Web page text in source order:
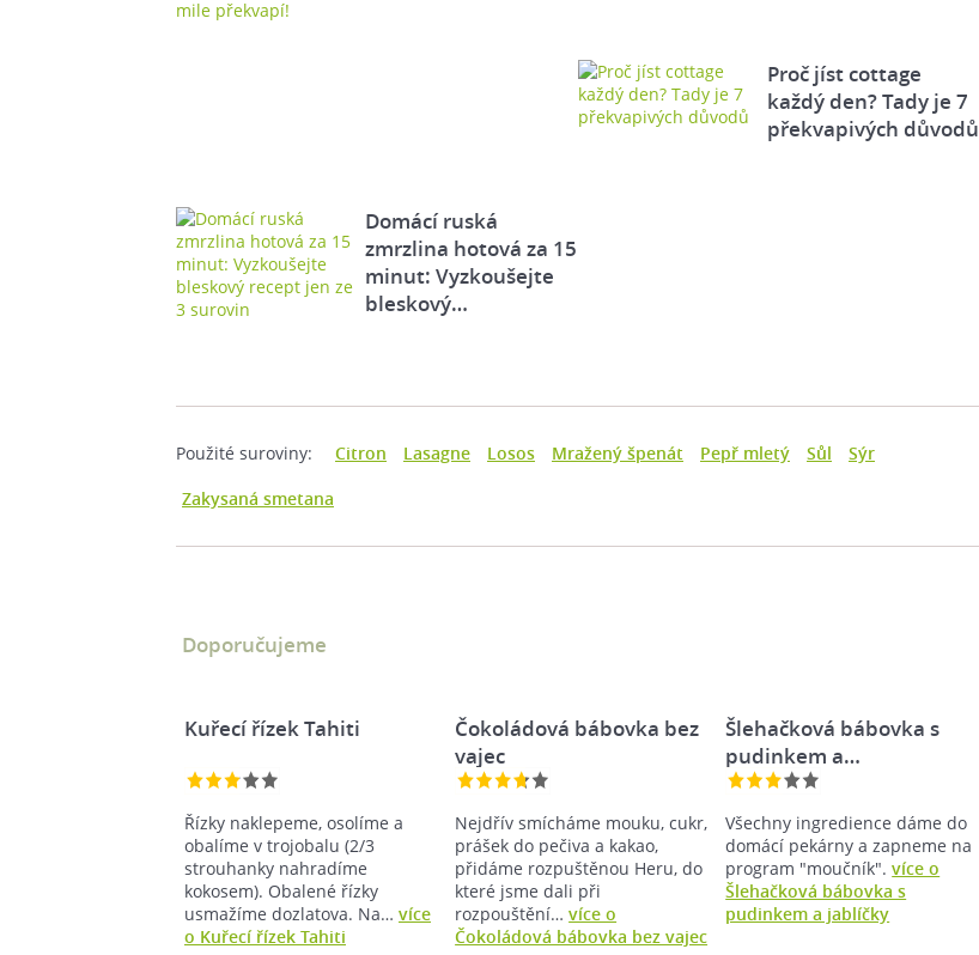
Proč jíst cottage
každý den? Tady je 7
překvapivých důvodů
Domácí ruská
zmrzlina hotová za 15
minut: Vyzkoušejte
bleskový…
Použité suroviny: Citron Lasagne Losos Mražený špenát Pepř mletý Sůl
Sýr
Zakysaná smetana
Doporučujeme
Kuřecí řízek Tahiti
Řízky naklepeme, osolíme a
obalíme v trojobalu (2/3
strouhanky nahradíme
kokosem). Obalené řízky
usmažíme dozlatova. Na… více
o Kuřecí řízek Tahiti
Čokoládová bábovka bez
vajec
Nejdřív smícháme mouku, cukr,
prášek do pečiva a kakao,
přidáme rozpuštěnou Heru, do
které jsme dali při
rozpouštění…více o
Čokoládová bábovka bez vajec
Šlehačková bábovka s
pudinkem a…
Všechny ingredience dáme do
domácí pekárny a zapneme na
program "moučník".více o
Šlehačková bábovka s
pudinkem a jablíčky